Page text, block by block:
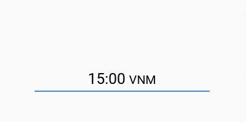
15:00VNM